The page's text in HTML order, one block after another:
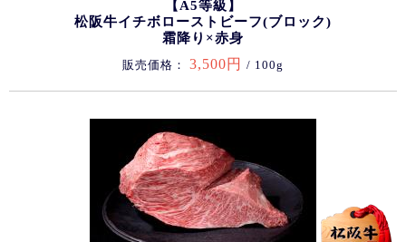
【A5等級】
松阪牛イチボローストビーフ(ブロック)
霜降り×赤身
販売価格： 3,500円 / 100g